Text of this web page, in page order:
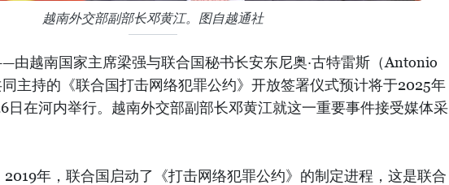
越南外交部副部长邓黄江。图自越通社
由越南国家主席梁强与联合国秘书长安东尼奥·古特雷斯（Antonio
主持的《联合国打击网络犯罪公约》开放签署仪式预计将于2025年
日在河内举行。越南外交部副部长邓黄江就这一重要事件接受媒体采
年，联合国启动了《打击网络犯罪公约》的制定进程，这是联合